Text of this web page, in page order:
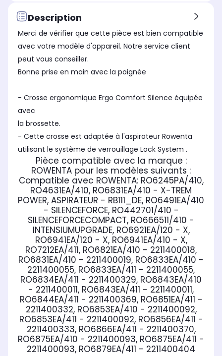
Description
Merci de vérifier que cette pièce est bien compatible
avec votre modèle d'appareil. Notre service client
peut vous conseiller.
Bonne prise en main avec la poignée
- Crosse ergonomique Ergo Comfort Silence équipée
avec
la brossette.
- Cette crosse est adaptée à l'aspirateur Rowenta
utilisant le système de verrouillage Lock System .
Pièce compatible avec la marque :
ROWENTA pour les modèles suivants :
Compatible avec ROWENTA: RO6245PA/410,
RO4631EA/410, RO6831EA/410 - X-TREM
POWER, ASPIRATEUR - RB111_DE, RO6491EA/410
- SILENCEFORCE, RO442701/410 -
SILENCEFORCECOMPACT, RO666511/410 -
INTENSIUMUPGRADE, RO6921EA/120 - X,
RO6941EA/120 - X, RO6941EA/410 - X,
RO7212EA/411, RO6821EA/410 - 2211400018,
RO6831EA/410 - 2211400019, RO6833EA/410 -
2211400055, RO6833EA/411 - 2211400055,
RO6834EA/411 - 2211400329, RO6843EA/410
- 2211400011, RO6843EA/411 - 2211400011,
RO6844EA/411 - 2211400369, RO6851EA/411 -
2211400332, RO6853EA/410 - 2211400092,
RO6853EA/411 - 2211400092, RO6856EA/411 -
2211400333, RO6866EA/411 - 2211400370,
RO6875EA/410 - 2211400093, RO6875EA/411 -
2211400093, RO6879EA/411 - 2211400404